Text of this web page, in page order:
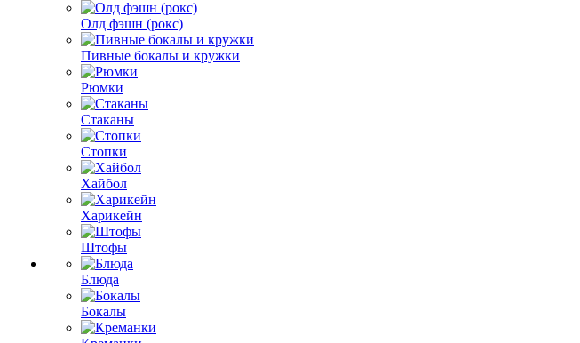
Олд фэшн (рокс)
Пивные бокалы и кружки
Рюмки
Стаканы
Стопки
Хайбол
Харикейн
Штофы
Блюда
Бокалы